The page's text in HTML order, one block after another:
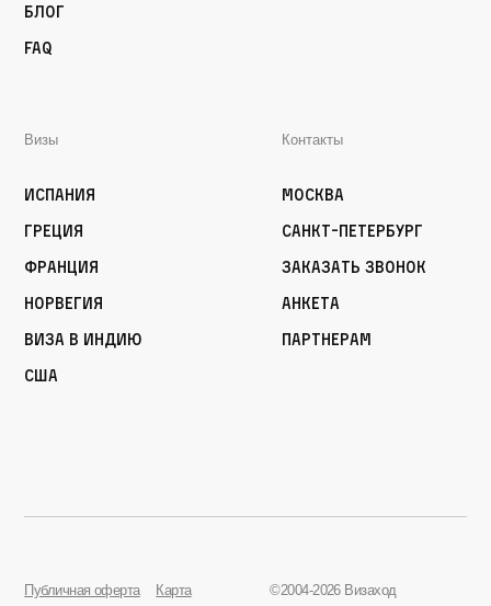
Блог
FAQ
Визы
Испания
Греция
Франция
Норвегия
Виза в Индию
США
Контакты
Москва
Санкт-Петербург
Заказать звонок
Анкета
Партнерам
Публичная оферта
Карта
©2004-2026 Визаход